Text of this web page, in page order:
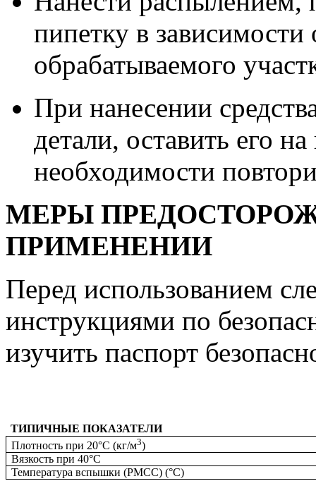
пипетку в зависимости
обрабатываемого
При нанесении
детали, оставить его
необходимости
МЕРЫ
ПРИМЕНЕНИИ
Перед использованием
инструкциями по
изучить паспорт
ТИПИЧНЫЕ ПОКАЗАТЕЛИ
Плотность при 20°C (кг/м3)
Вязкость при 40°C
Температура вспышки (PMCC) (°C)